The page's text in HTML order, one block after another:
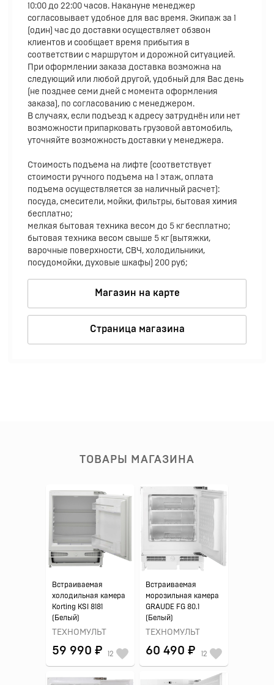
10:00 до 22:00 часов. Накануне менеджер
согласовывает удобное для вас время. Экипаж за 1
(один) час до доставки осуществляет обзвон
клиентов и сообщает время прибытия в
соответствии с маршрутом и дорожной ситуацией.
При оформлении заказа доставка возможна на
следующий или любой другой, удобный для Вас день
(не позднее семи дней с момента оформления
заказа), по согласованию с менеджером.
В случаях, если подъезд к адресу затруднён или нет
возможности припарковать грузовой автомобиль,
уточняйте возможность доставки у менеджера.
Стоимость подъема на лифте (соответствует
стоимости ручного подъема на 1 этаж, оплата
подъема осуществляется за наличный расчет):
посуда, смесители, мойки, фильтры, бытовая химия
бесплатно;
мелкая бытовая техника весом до 5 кг бесплатно;
бытовая техника весом свыше 5 кг (вытяжки,
варочные поверхности, СВЧ, холодильники,
посудомойки, духовые шкафы) 200 руб;
Магазин на карте
Страница магазина
ТОВАРЫ МАГАЗИНА
Встраиваемая
холодильная камера
Korting KSI 8181
(Белый)
ТЕХНОМУЛЬТ
59 990 ₽ 12
Встраиваемая
морозильная камера
GRAUDE FG 80.1
(Белый)
ТЕХНОМУЛЬТ
60 490 ₽ 12